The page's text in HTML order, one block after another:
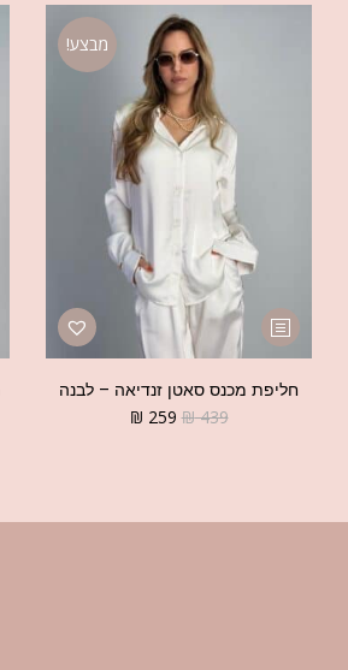
מבצע!
חליפת מכנס סאטן זנדיאה – לבנה
₪439
₪ 259